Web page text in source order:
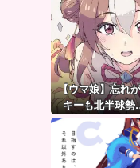
【ウマ娘】忘れ
キーも北半球